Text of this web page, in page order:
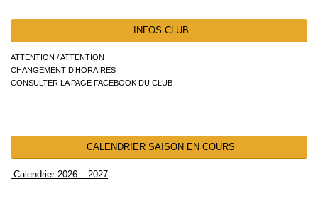
INFOS CLUB
ATTENTION / ATTENTION
CHANGEMENT D’HORAIRES
CONSULTER LA PAGE FACEBOOK DU CLUB
CALENDRIER SAISON EN COURS
Calendrier 2026 – 2027